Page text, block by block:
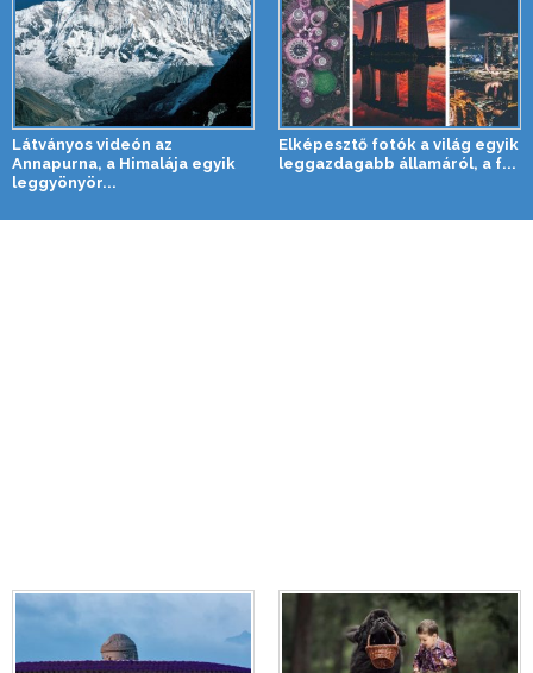
Látványos videón az
Annapurna, a Himalája egyik
leggyönyör...
Elképesztő fotók a világ egyik
leggazdagabb államáról, a f...